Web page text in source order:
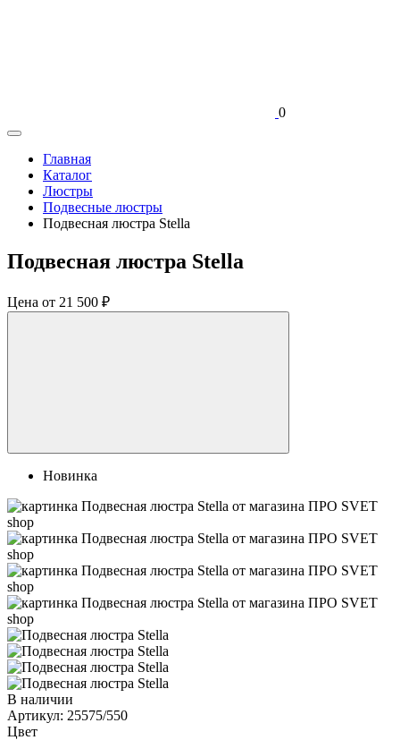
0
Главная
Каталог
Люстры
Подвесные люстры
Подвесная люстра Stella
Подвесная люстра Stella
Цена от 21 500 ₽
Новинка
В наличии
Артикул: 25575/550
Цвет